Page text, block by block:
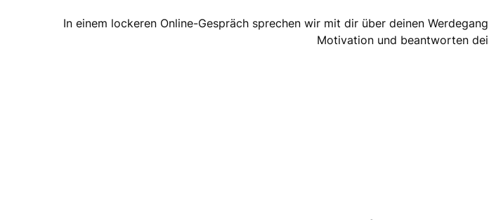
In einem lockeren Online-Gespräch sprechen wir mit dir über deinen
Motivation und beantworten